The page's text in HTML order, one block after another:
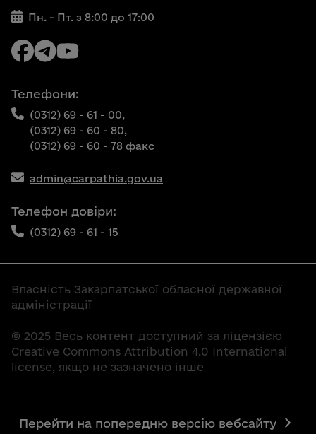
Пн. - Пт. з 8:00 до 17:00
Телефони:
(0312) 69 - 61 - 00,
(0312) 69 - 60 - 80,
(0312) 69 - 60 - 78 факс
admin@carpathia.gov.ua
Телефон довіри:
(0312) 69 - 61 - 15
Власність Закарпатської обласної державної
адміністрації
© 2025 Весь контент доступний за ліцензією
Creative Commons Attribution 4.0 International
license, якщо не зазначено інше
Перейти на попередню версію вебсайту